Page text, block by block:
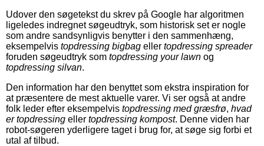
Udover den søgetekst du skrev på Google har algoritmen
ligeledes indregnet søgeudtryk, som historisk set er nogle
som andre sandsynligvis benytter i den sammenhæng,
eksempelvis topdressing bigbag eller topdressing spreader
foruden søgeudtryk som topdressing your lawn og
topdressing silvan.
Den information har den benyttet som ekstra inspiration for
at præsentere de mest aktuelle varer. Vi ser også at andre
folk leder efter eksempelvis topdressing med græsfrø, hvad
er topdressing eller topdressing kompost. Denne viden har
robot-søgeren yderligere taget i brug for, at søge sig forbi et
utal af tilbud.